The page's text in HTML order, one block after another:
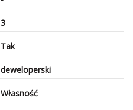
3
Tak
deweloperski
Własność